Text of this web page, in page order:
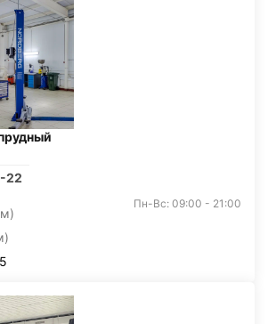
22
Пн-Вс: 09:00 - 21:00